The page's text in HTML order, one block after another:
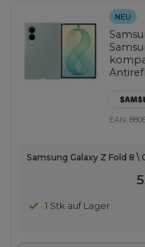
NEU
EAN:
Samsung Galaxy Z Fold 8 \
1 Stk auf Lager